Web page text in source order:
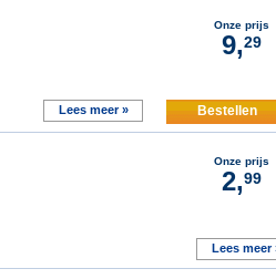
Lees meer »
Onze prijs
9,29
Bestellen
Onze prijs
2,99
Lees meer